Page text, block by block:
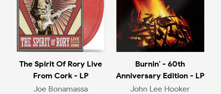
The Spirit Of Rory Live
From Cork - LP
Joe Bonamassa
Burnin' - 60th
Anniversary Edition - LP
John Lee Hooker